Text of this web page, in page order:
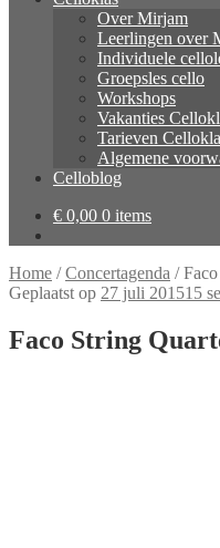
Over Mirjam
Leerlingen over
Individuele
Groepsles cello
Workshops
Vakanties
Tarieven
Algemene
Celloblog
€ 0,00 0 items
Home /Concertagenda /
Geplaatst op 27 juli 201515
Faco String